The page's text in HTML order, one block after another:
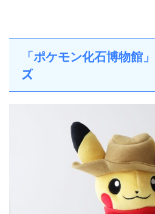
「ポケモン化石博物館」
ズ